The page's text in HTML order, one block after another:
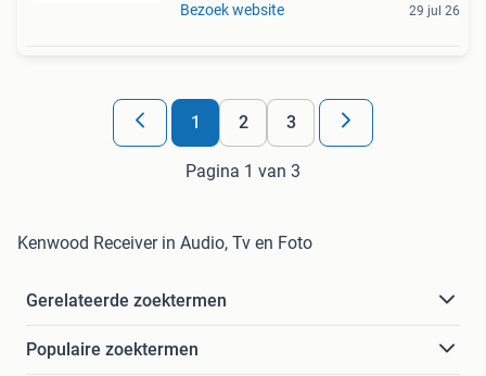
Bezoek website 29 jul 26
1 2 3
Pagina 1 van 3
Kenwood Receiver in Audio, Tv en Foto
Gerelateerde zoektermen
Populaire zoektermen